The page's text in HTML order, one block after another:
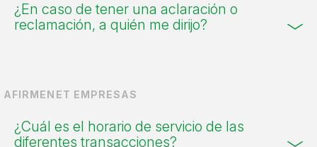
¿En caso de tener una aclaración o
reclamación, a quién me dirijo?
AFIRMENET EMPRESAS
¿Cuál es el horario de servicio de las
diferentes transacciones?